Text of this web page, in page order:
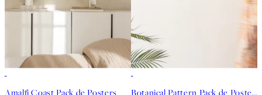
Amalfi Coast Pack de Posters Botanical Pattern Pack de Posters